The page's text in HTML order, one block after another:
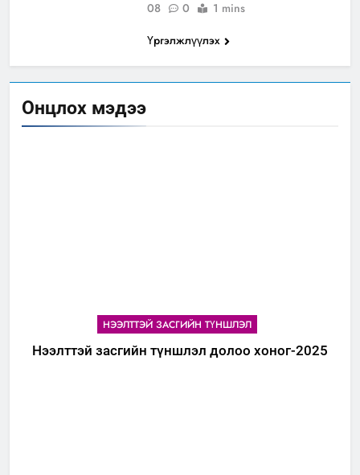
Онцлох мэдээ
НЭЭЛТТЭЙ ЗАСГИЙН ТҮНШЛЭЛ
Нээлттэй засгийн түншлэл долоо хоног-2025
08 0
1 mins
Үргэлжлүүлэх